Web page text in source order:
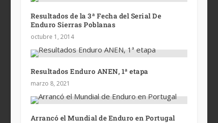
Resultados de la 3ª Fecha del Serial De
Enduro Sierras Poblanas
octubre 1, 2014
Resultados Enduro ANEN, 1ª etapa
marzo 8, 2021
Arrancó el Mundial de Enduro en Portugal